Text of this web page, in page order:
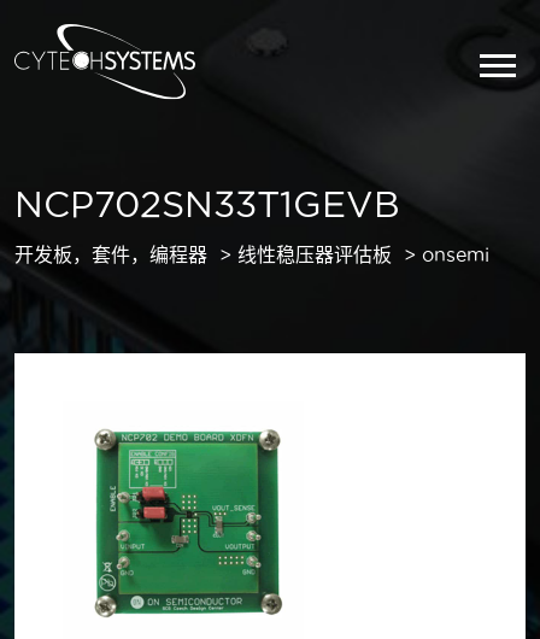
NCP702SN33T1GEVB
开发板，套件，编程器 线性稳压器评估板 onsemi